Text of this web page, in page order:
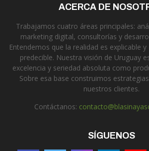
ACERCA DE
Trabajamos cuatro áreas principales:
marketing digital, consultorías y
Entendemos que la realidad es explicable
predecible. Nuestra visión de Uruguay
excelencia y seriedad absoluta como
Sobre esa base construimos
nuestros clientes.
Contáctanos:
SÍGUENOS